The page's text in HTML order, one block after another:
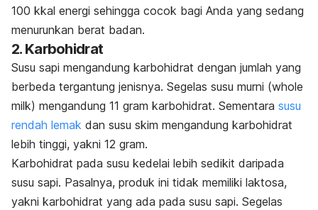
100 kkal energi sehingga cocok bagi Anda yang sedang
menurunkan berat badan.
2. Karbohidrat
Susu sapi mengandung karbohidrat dengan jumlah yang
berbeda tergantung jenisnya. Segelas susu murni (whole
milk) mengandung 11 gram karbohidrat. Sementara susu
rendah lemak dan susu skim mengandung karbohidrat
lebih tinggi, yakni 12 gram.
Karbohidrat pada susu kedelai lebih sedikit daripada
susu sapi. Pasalnya, produk ini tidak memiliki laktosa,
yakni karbohidrat yang ada pada susu sapi. Segelas